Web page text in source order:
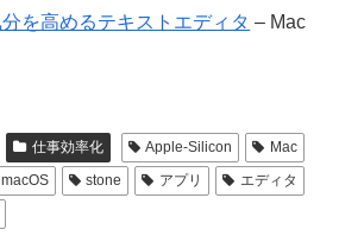
を高めるテキストエディタ – Mac
仕事効率化 Apple-Silicon
Mac
macOS stone アプリ
エディタ